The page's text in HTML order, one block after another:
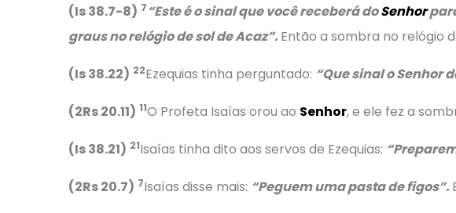
(Is 38.7-8) 7“Este é o sinal que você receberá doSenhor
graus no relógio de sol de Acaz”.Então a sombra no relógio
(Is 38.22) 22Ezequias tinha perguntado: “Que sinal o Senhor
(2Rs 20.11) 11O Profeta Isaías orou ao Senhor, e ele fez a
(Is 38.21) 21Isaías tinha dito aos servos de Ezequias:
(2Rs 20.7) 7Isaías disse mais: “Peguem uma pasta de figos”.